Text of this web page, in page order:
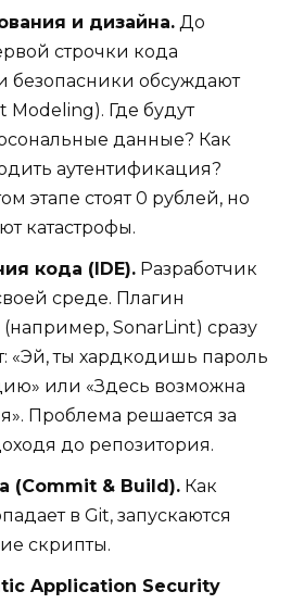
и дизайна. До
строчки кода
безопасники обсуждают
Modeling). Где будут
данные? Как
аутентификация?
этапе стоят 0 рублей, но
катастрофы.
кода (IDE). Разработчик
среде. Плагин
(например, SonarLint) сразу
«Эй, ты хардкодишь пароль
или «Здесь возможна
Проблема решается за
до репозитория.
(Commit & Build). Как
в Git, запускаются
скрипты.
Application Security